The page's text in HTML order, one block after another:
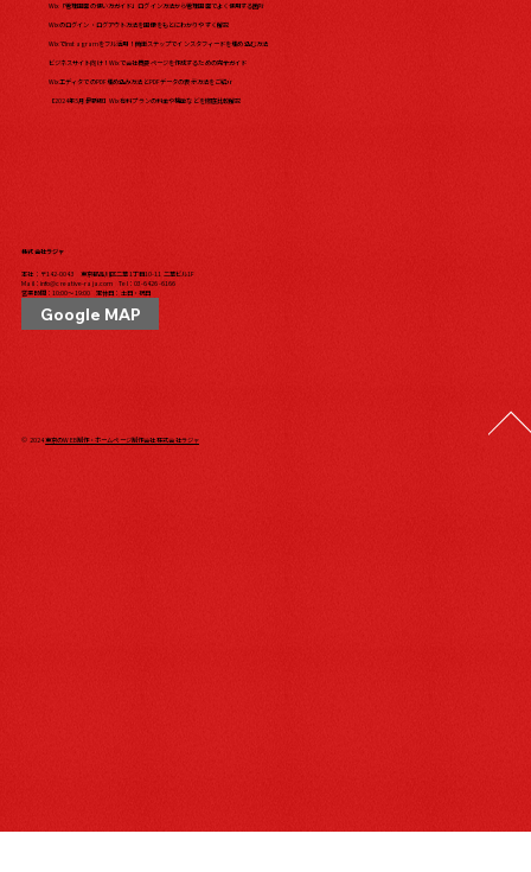
Wix「管理画面の使い方ガイド」ログイン方法から管理画面でよく使用する箇所
Wixのログイン・ログアウト方法を画像をもとにわかりやすく解説
WixでInstagramをフル活用！簡単ステップでインスタフィードを埋め込む方法
ビジネスサイト向け！Wixで会社概要ページを作成するための完全ガイド
WixエディタでのPDF埋め込み方法とPDFデータの表示方法をご紹介
【2024年5月最新版】Wix有料プランの料金や機能などを徹底比較解説
株式会社ラジャ
本社：〒142-0043 東京都品川区二葉1丁目10-11 二葉ビル1F
Mail： info@creative-raja.com Tel： 03-6426-6166
営業時間：10:00〜19:00 定休日：土日・祝日
Google MAP
© 2024東京のWEB制作・ホームページ制作会社 株式会社ラジャ